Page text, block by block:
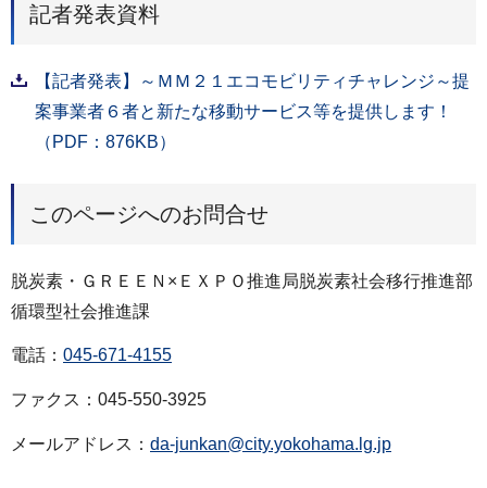
記者発表資料
【記者発表】～ＭＭ２１エコモビリティチャレンジ～提
案事業者６者と新たな移動サービス等を提供します！
（PDF：876KB）
このページへのお問合せ
脱炭素・ＧＲＥＥＮ×ＥＸＰＯ推進局脱炭素社会移行推進部
循環型社会推進課
電話： 045-671-4155
ファクス：045-550-3925
メールアドレス： da-junkan@city.yokohama.lg.jp